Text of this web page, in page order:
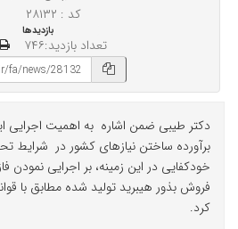
کد : ۲۸۱۳۲
بازدیدها
تعداد بازدید:۷۴۶
دکتر طیبی ضمن اشاره به اهمیت اجرایی
برآورده ساختن نیازهای کشور در شرایط
خودکفایی در این زمینه، بر اجرایی نمودن
فروش بذور هیبرید تولید شده مطابق با
کرد.